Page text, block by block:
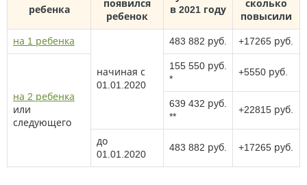
ребенка
появился
ребенок
в 2021 году
сколько
повысили
на 1 ребенка
начиная с
01.01.2020
483 882 руб. +17265 руб.
на 2 ребенка
или
следующего
155 550 руб.
*
+5550 руб.
639 432 руб.
**
+22815 руб.
до
01.01.2020
483 882 руб. +17265 руб.